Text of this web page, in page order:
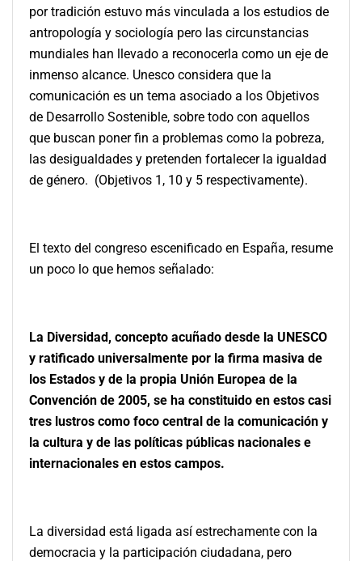
por tradición estuvo más vinculada a los estudios de
antropología y sociología pero las circunstancias
mundiales han llevado a reconocerla como un eje de
inmenso alcance. Unesco considera que la
comunicación es un tema asociado a los Objetivos
de Desarrollo Sostenible, sobre todo con aquellos
que buscan poner fin a problemas como la pobreza,
las desigualdades y pretenden fortalecer la igualdad
de género. (Objetivos 1, 10 y 5 respectivamente).
El texto del congreso escenificado en España, resume
un poco lo que hemos señalado:
La Diversidad, concepto acuñado desde la UNESCO
y ratificado universalmente por la firma masiva de
los Estados y de la propia Unión Europea de la
Convención de 2005, se ha constituido en estos casi
tres lustros como foco central de la comunicación y
la cultura y de las políticas públicas nacionales e
internacionales en estos campos.
La diversidad está ligada así estrechamente con la
democracia y la participación ciudadana, pero